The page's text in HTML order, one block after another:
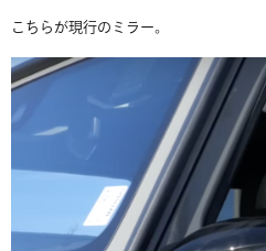
こちらが現行のミラー。